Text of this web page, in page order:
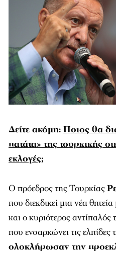
Δείτε ακόμη: Ποιος θα
πατάτα» της τουρκικής
εκλογές;
Ο πρόεδρος της Τουρκίας
που διεκδικεί μια νέα
και ο κυριότερος αντίπαλός
που ενσαρκώνει τις ελπίδες
ολοκλήρωσαν την